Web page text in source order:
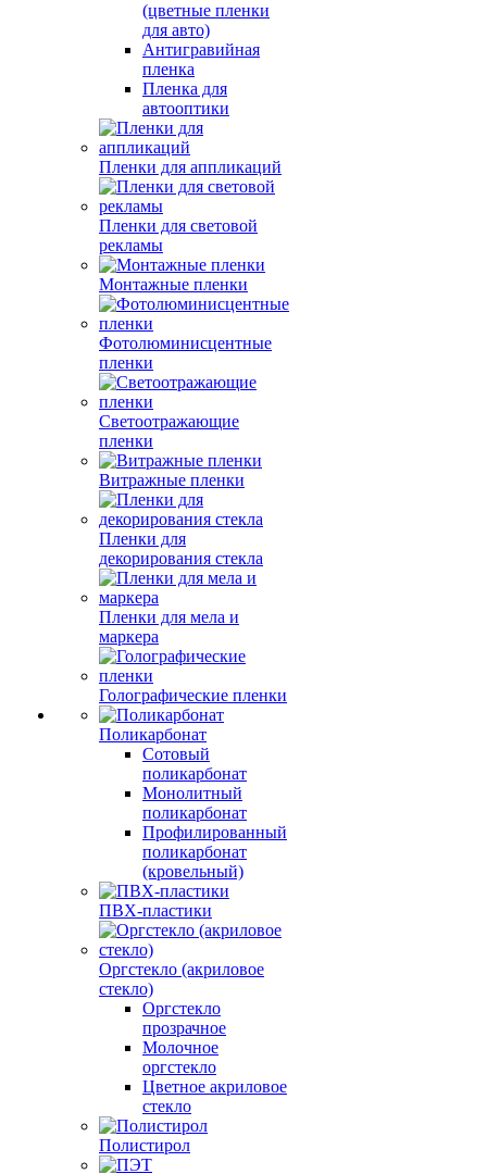
(цветные пленки
для авто)
Антигравийная
пленка
Пленка для
автооптики
Пленки для аппликаций
Пленки для световой
рекламы
Монтажные пленки
Фотолюминисцентные
пленки
Светоотражающие
пленки
Витражные пленки
Пленки для
декорирования стекла
Пленки для мела и
маркера
Голографические пленки
Поликарбонат
Сотовый
поликарбонат
Монолитный
поликарбонат
Профилированный
поликарбонат
(кровельный)
ПВХ-пластики
Оргстекло (акриловое
стекло)
Оргстекло
прозрачное
Молочное
оргстекло
Цветное акриловое
стекло
Полистирол